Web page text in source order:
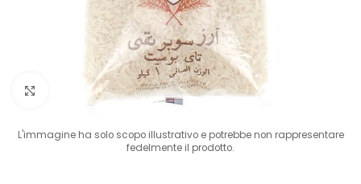
Clicca per ingrandire
L'immagine ha solo scopo illustrativo e potrebbe non rappresentare
fedelmente il prodotto.